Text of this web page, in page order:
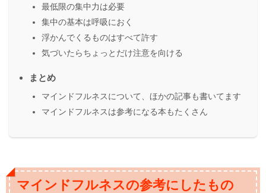
最低限の集中力は必要
集中の基本は呼吸におく
浮かんでくるものはすべて許す
気づいたらちょっとだけ注意を向ける
まとめ
マインドフルネスについて、ほかの記事も書いてます
マインドフルネスは参考になる本もたくさん
マインドフルネスの参考にしたもの